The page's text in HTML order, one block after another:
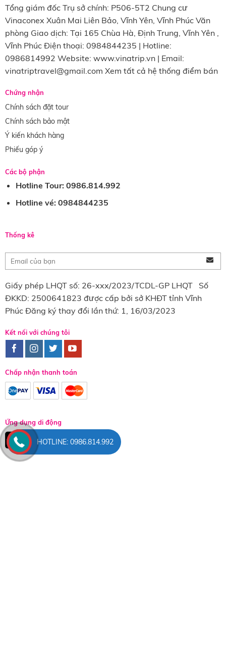
Tổng giám đốc Trụ sở chính: P506-5T2 Chung cư
Vinaconex Xuân Mai Liên Bảo, Vĩnh Yên, Vĩnh Phúc Văn
phòng Giao dịch: Tại 165 Chùa Hà, Định Trung, Vĩnh Yên ,
Vĩnh Phúc Điện thoại: 0984844235 | Hotline:
0986814992 Website: www.vinatrip.vn | Email:
vinatriptravel@gmail.com Xem tất cả hệ thống điểm bán
Chứng nhận
Chính sách đặt tour
Chính sách bảo mật
Ý kiến khách hàng
Phiếu góp ý
Các bộ phận
Hotline Tour: 0986.814.992
Hotline vé: 0984844235
Thống kê
Giấy phép LHQT số: 26-xxx/2023/TCDL-GP LHQT Số
ĐKKD: 2500641823 được cấp bởi sở KHĐT tỉnh Vĩnh
Phúc Đăng ký thay đổi lần thứ: 1, 16/03/2023
Kết nối với chúng tôi
Chấp nhận thanh toán
Ứng dụng di động
HOTLINE: 0986.814.992